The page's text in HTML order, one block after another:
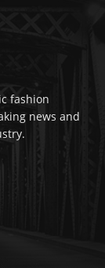
fashion
news and